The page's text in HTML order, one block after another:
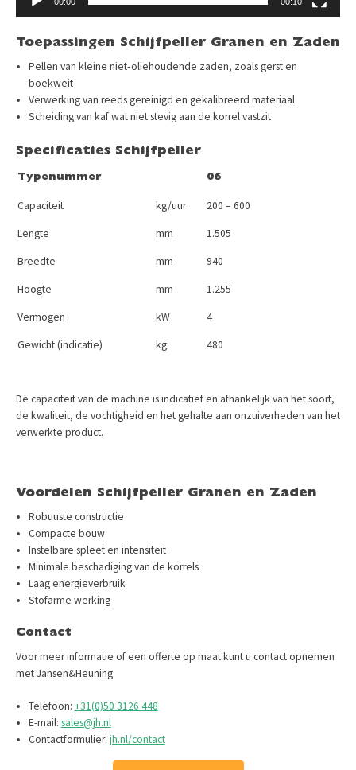
Toepassingen Schijfpeller Granen en Zaden
Pellen van kleine niet‑oliehoudende zaden, zoals gerst en
boekweit
Verwerking van reeds gereinigd en gekalibreerd materiaal
Scheiding van kaf wat niet stevig aan de korrel vastzit
Specificaties Schijfpeller
Typenummer 06
Capaciteit kg/uur 200 – 600
Lengte mm 1.505
Breedte mm 940
Hoogte mm 1.255
Vermogen kW 4
Gewicht (indicatie) kg 480
De capaciteit van de machine is indicatief en afhankelijk van het soort,
de kwaliteit, de vochtigheid en het gehalte aan onzuiverheden van het
verwerkte product.
Voordelen Schijfpeller Granen en Zaden
Robuuste constructie
Compacte bouw
Instelbare spleet en intensiteit
Minimale beschadiging van de korrels
Laag energieverbruik
Stofarme werking
Contact
Voor meer informatie of een offerte op maat kunt u contact opnemen
met Jansen&Heuning:​
Telefoon: +31(0)50 3126 448
E-mail: sales@jh.nl
Contactformulier: jh.nl/contact